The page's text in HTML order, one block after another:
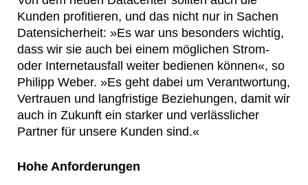
Kunden profitieren, und das nicht nur in Sachen
Datensicherheit: »Es war uns besonders wichtig,
dass wir sie auch bei einem möglichen Strom-
oder Internetausfall weiter bedienen können«, so
Philipp Weber. »Es geht dabei um Verantwortung,
Vertrauen und langfristige Beziehungen, damit wir
auch in Zukunft ein starker und verlässlicher
Partner für unsere Kunden sind.«
Hohe Anforderungen